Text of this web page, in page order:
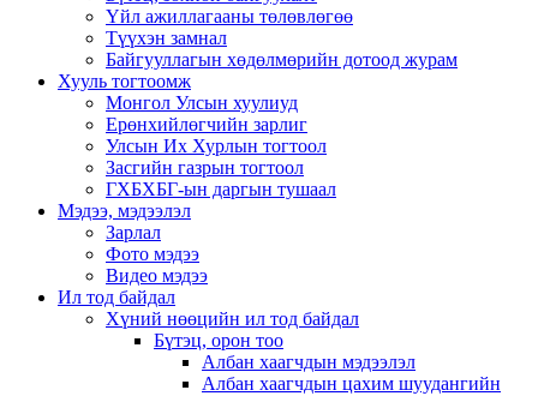
Үйл ажиллагааны төлөвлөгөө
Түүхэн замнал
Байгууллагын хөдөлмөрийн дотоод журам
Хууль тогтоомж
Монгол Улсын хуулиуд
Ерөнхийлөгчийн зарлиг
Улсын Их Хурлын тогтоол
Засгийн газрын тогтоол
ГХБХБГ-ын даргын тушаал
Мэдээ, мэдээлэл
Зарлал
Фото мэдээ
Видео мэдээ
Ил тод байдал
Хүний нөөцийн ил тод байдал
Бүтэц, орон тоо
Албан хаагчдын мэдээлэл
Албан хаагчдын цахим шуудангийн